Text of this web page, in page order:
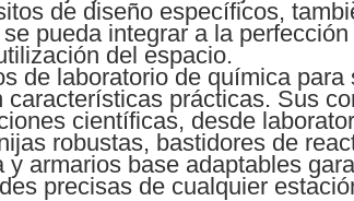
de diseño específicos,
pueda integrar a la
del espacio.
de laboratorio de química
prácticas. Sus
científicas, desde
robustas, bastidores de
y armarios base adaptables
precisas de cualquier